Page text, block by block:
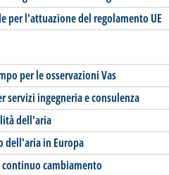
per l'attuazione del regolamento UE
per le osservazioni Vas
servizi ingegneria e consulenza
dell'aria
dell'aria in Europa
cambiamento